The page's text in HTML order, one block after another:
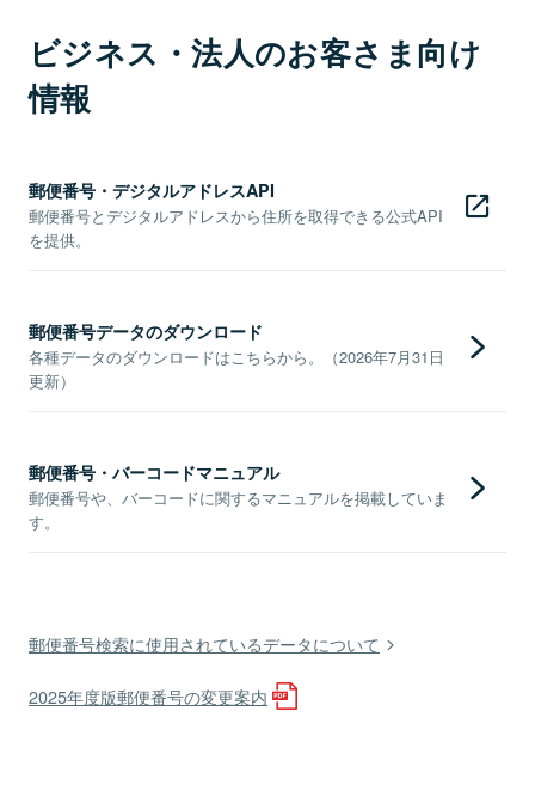
ビジネス・法人のお客さま向け
情報
郵便番号・デジタルアドレスAPI
郵便番号とデジタルアドレスから住所を取得できる公式API
を提供。
郵便番号データのダウンロード
各種データのダウンロードはこちらから。（2026年7月31日
更新）
郵便番号・バーコードマニュアル
郵便番号や、バーコードに関するマニュアルを掲載していま
す。
郵便番号検索に使用されているデータについて
2025年度版郵便番号の変更案内